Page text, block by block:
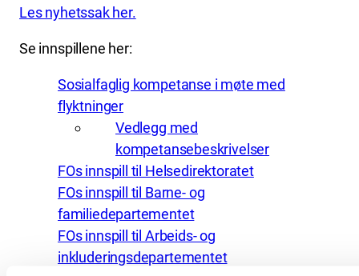
Les nyhetssak her.
Se innspillene her:
Sosialfaglig kompetanse i møte med
flyktninger
Vedlegg med
kompetansebeskrivelser
FOs innspill til Helsedirektoratet
FOs innspill til Barne- og
familiedepartementet
FOs innspill til Arbeids- og
inkluderingsdepartementet